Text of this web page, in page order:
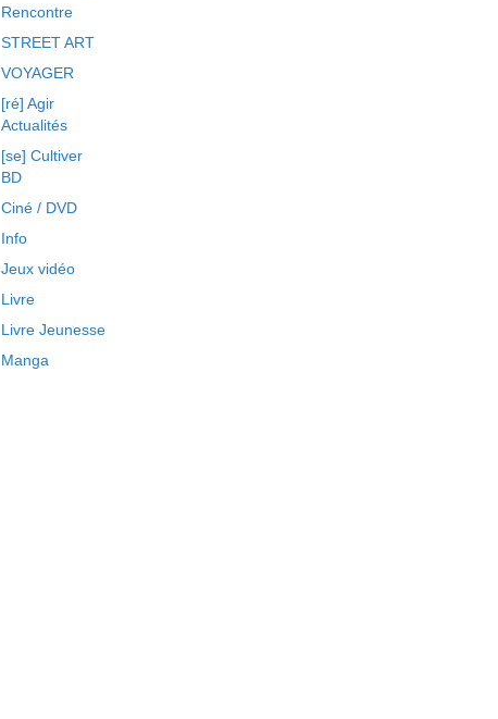
Rencontre
STREET ART
VOYAGER
[ré] Agir
Actualités
[se] Cultiver
BD
Ciné / DVD
Info
Jeux vidéo
Livre
Livre Jeunesse
Manga